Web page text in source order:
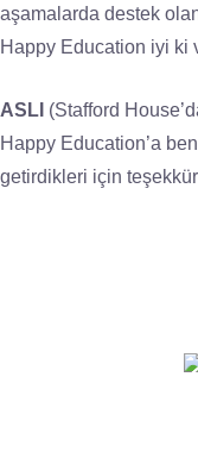
aşamalarda destek
Happy Education iyi ki
ASLI (Stafford
Happy Education’a
getirdikleri için